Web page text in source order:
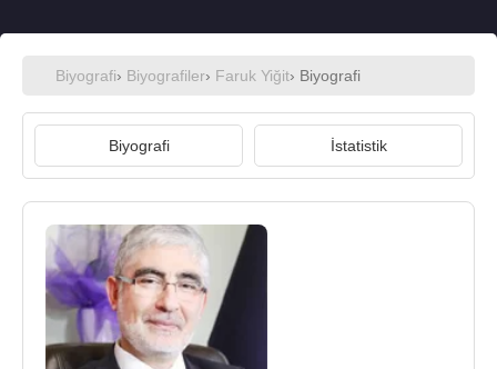
Biyografi› Biyografiler› Faruk Yiğit› Biyografi
Biyografi İstatistik